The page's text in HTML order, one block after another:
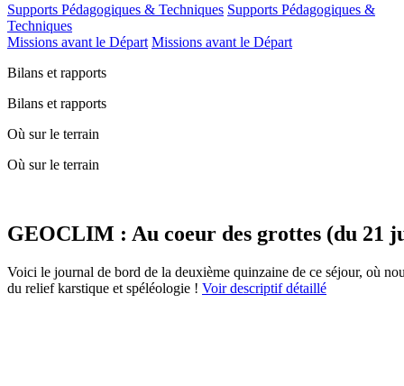
Supports Pédagogiques & Techniques Supports Pédagogiques &
Techniques
Missions avant le Départ Missions avant le Départ
Bilans et rapports
Bilans et rapports
Où sur le terrain
Où sur le terrain
GEOCLIM : Au coeur des grottes (du 21
Voici le journal de bord de la deuxième quinzaine de ce séjour, où
du relief karstique et spéléologie ! Voir descriptif détaillé